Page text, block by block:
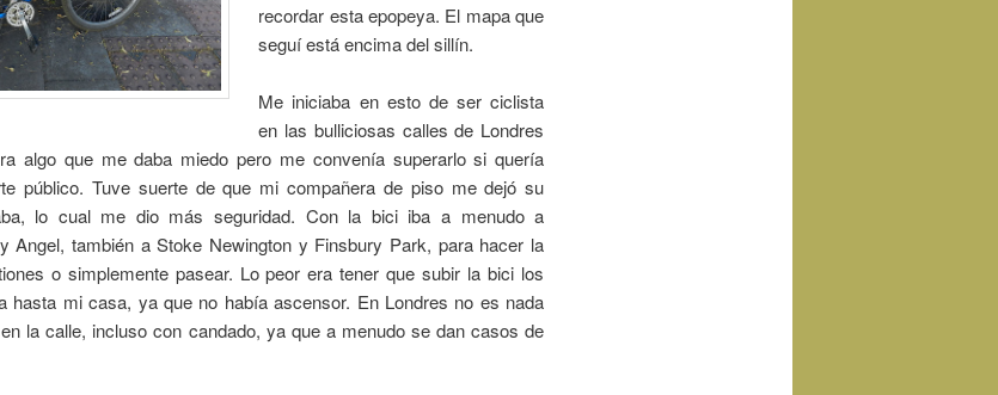
recordar esta epopeya. El mapa que
seguí está encima del sillín.
Me iniciaba en esto de ser ciclista
en las bulliciosas calles de Londres
algo que me daba miedo pero me convenía superarlo si quería
público. Tuve suerte de que mi compañera de piso me dejó su
lo cual me dio más seguridad. Con la bici iba a menudo a
Angel, también a Stoke Newington y Finsbury Park, para hacer la
o simplemente pasear. Lo peor era tener que subir la bici los
hasta mi casa, ya que no había ascensor. En Londres no es nada
la calle, incluso con candado, ya que a menudo se dan casos de